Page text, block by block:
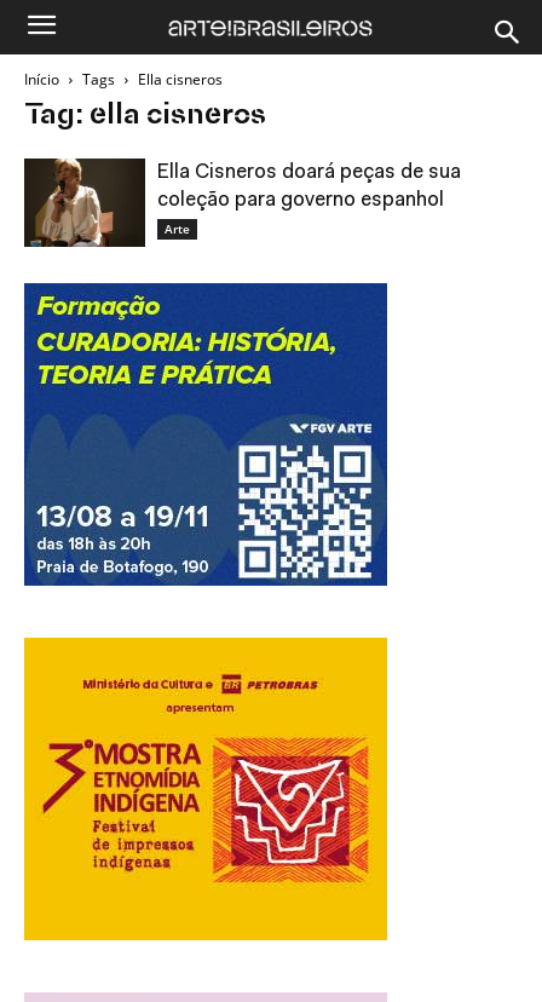
Início Tags Ella cisneros
Tag: ella cisneros
Ella Cisneros doará peças de sua
coleção para governo espanhol
Arte